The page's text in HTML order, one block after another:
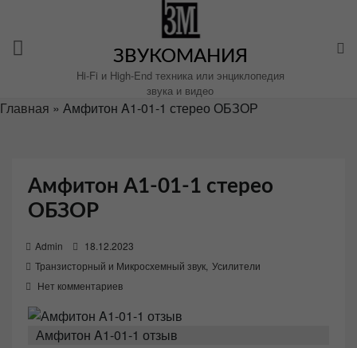
содержимому
ЗВУКОМАНИЯ
Hi-Fi и High-End техника или энциклопедия
звука и видео
Главная » Амфитон A1-01-1 стерео ОБЗОР
Амфитон A1-01-1 стерео
ОБЗОР
Admin
o
s
e
d
18.12.2023
Транзисторный и Микросхемный звук Усилители
Нет комментариев
Амфитон A1-01-1 отзыв